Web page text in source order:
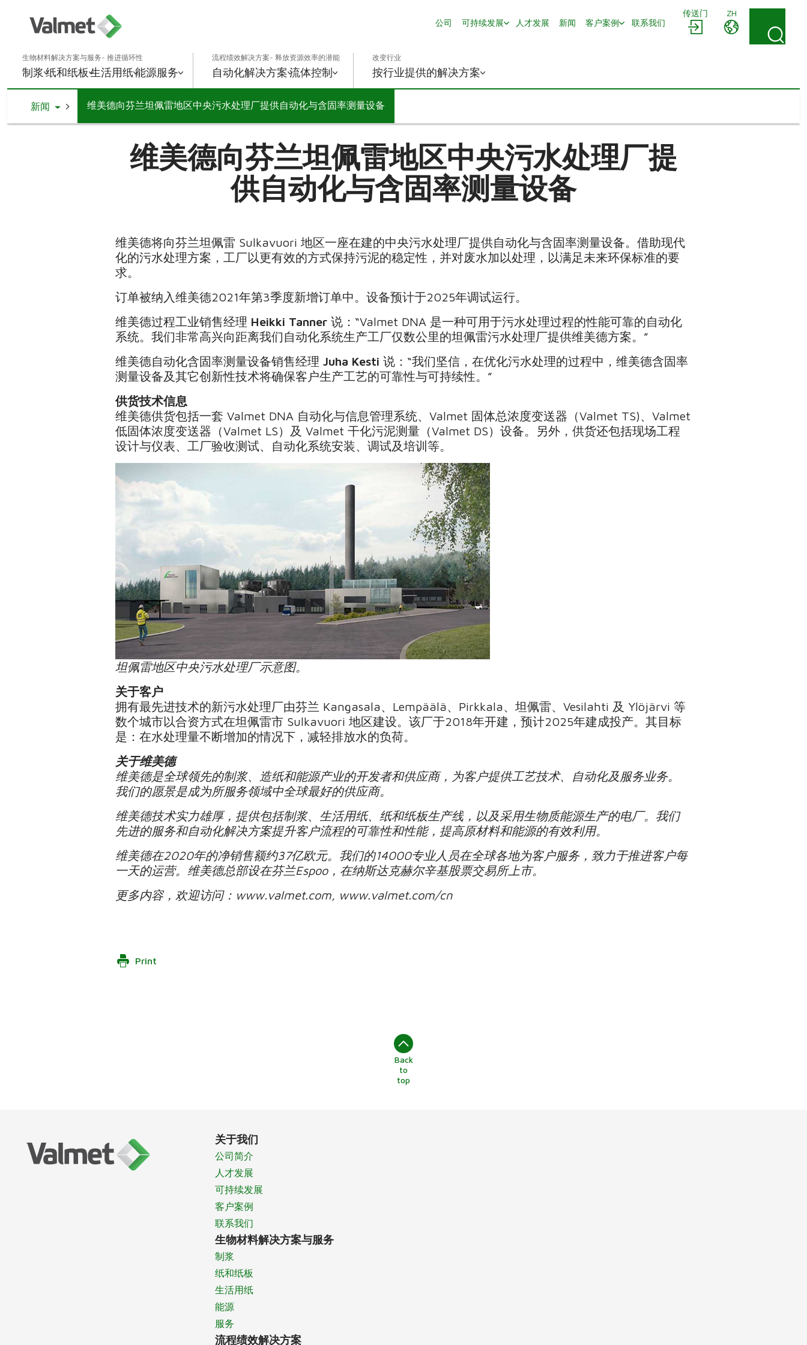
传送门
ZH
公司
可持续发展 人才发展 新闻 客户案例 联系我们
生物材料解决方案与服务- 推进循环性
制浆 纸和纸板 生活用纸能源服务
流程绩效解决方案- 释放资源效率的潜能
自动化解决方案流体控制
改变行业
按行业提供的解决方案
新闻 Toggle Dropdown
维美德向芬兰坦佩雷地区中央污水处理厂提供自动化与含固率测量设备
维美德向芬兰坦佩雷地区中央污水处理厂提
供自动化与含固率测量设备
维美德将向芬兰坦佩雷 Sulkavuori 地区一座在建的中央污水处理厂提供自动化与含固率测量设备。借助现代
化的污水处理方案，工厂以更有效的方式保持污泥的稳定性，并对废水加以处理，以满足未来环保标准的要
求。
订单被纳入维美德2021年第3季度新增订单中。设备预计于2025年调试运行。
维美德过程工业销售经理 Heikki Tanner 说：“Valmet DNA 是一种可用于污水处理过程的性能可靠的自动化
系统。我们非常高兴向距离我们自动化系统生产工厂仅数公里的坦佩雷污水处理厂提供维美德方案。”
维美德自动化含固率测量设备销售经理 Juha Kesti 说：“我们坚信，在优化污水处理的过程中，维美德含固率
测量设备及其它创新性技术将确保客户生产工艺的可靠性与可持续性。”
供货技术信息
维美德供货包括一套 Valmet DNA 自动化与信息管理系统、Valmet 固体总浓度变送器（Valmet TS)、Valmet
低固体浓度变送器（Valmet LS）及 Valmet 干化污泥测量（Valmet DS）设备。另外，供货还包括现场工程
设计与仪表、工厂验收测试、自动化系统安装、调试及培训等。
坦佩雷地区中央污水处理厂示意图。
关于客户
拥有最先进技术的新污水处理厂由芬兰 Kangasala、Lempäälä、Pirkkala、坦佩雷、Vesilahti 及 Ylöjärvi 等
数个城市以合资方式在坦佩雷市 Sulkavuori 地区建设。该厂于2018年开建，预计2025年建成投产。其目标
是：在水处理量不断增加的情况下，减轻排放水的负荷。
关于维美德
维美德是全球领先的制浆、造纸和能源产业的开发者和供应商，为客户提供工艺技术、自动化及服务业务。
我们的愿景是成为所服务领域中全球最好的供应商。
维美德技术实力雄厚，提供包括制浆、生活用纸、纸和纸板生产线，以及采用生物质能源生产的电厂。我们
先进的服务和自动化解决方案提升客户流程的可靠性和性能，提高原材料和能源的有效利用。
维美德在2020年的净销售额约37亿欧元。我们的14000专业人员在全球各地为客户服务，致力于推进客户每
一天的运营。维美德总部设在芬兰Espoo，在纳斯达克赫尔辛基股票交易所上市。
更多内容，欢迎访问：www.valmet.com, www.valmet.com/cn
Print
Back
to
top
关于我们
公司简介
人才发展
可持续发展
客户案例
联系我们
生物材料解决方案与服务
制浆
纸和纸板
生活用纸
能源
服务
流程绩效解决方案